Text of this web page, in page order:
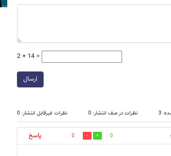
2 + 14 =
ارسال
3 نظرات در صف انتشار: 0 نظرات غیرقابل انتشار: 0
0
0
پاسخ